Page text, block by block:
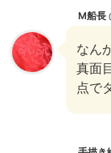
M船長
なん
真面
点で